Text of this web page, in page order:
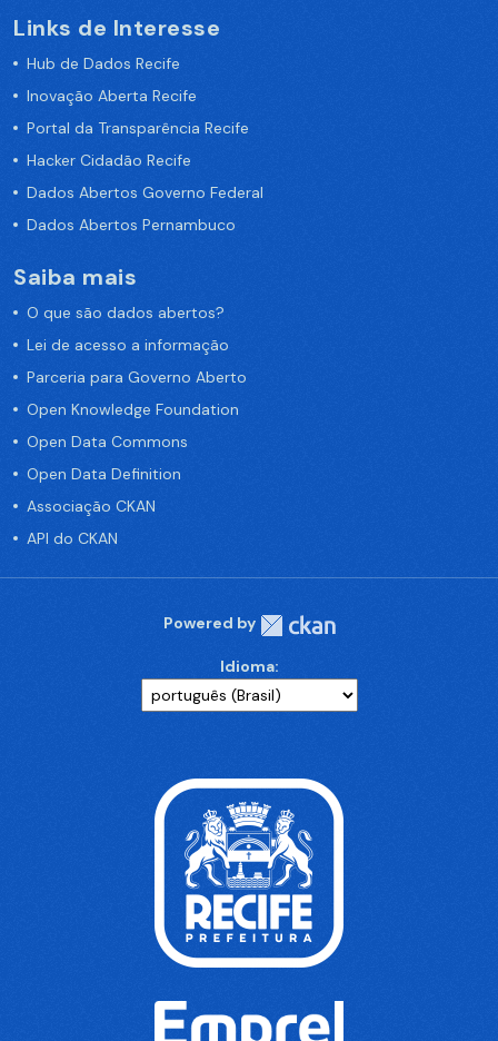
Links de Interesse
Hub de Dados Recife
Inovação Aberta Recife
Portal da Transparência Recife
Hacker Cidadão Recife
Dados Abertos Governo Federal
Dados Abertos Pernambuco
Saiba mais
O que são dados abertos?
Lei de acesso a informação
Parceria para Governo Aberto
Open Knowledge Foundation
Open Data Commons
Open Data Definition
Associação CKAN
API do CKAN
Powered by
Idioma